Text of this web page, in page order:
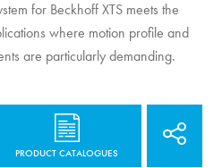
for Beckhoff XTS meets the
where motion profile and
are particularly demanding.
PRODUCT CATALOGUES